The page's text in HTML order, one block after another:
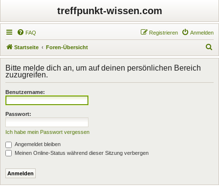
treffpunkt-wissen.com
FAQ Anmelden
Registrieren
Startseite Foren-Übersicht
u
h
Bitte melde dich an, um auf deinen persönlichen Bereich
zuzugreifen.
Benutzername:
Passwort:
Ich habe mein Passwort vergessen
Angemeldet bleiben
Meinen Online-Status während dieser Sitzung verbergen